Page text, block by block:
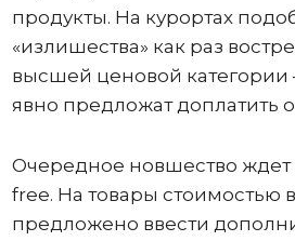
продукты. На курортах
«излишества» как раз
высшей ценовой категории
явно предложат доплатить
Очередное новшество
free. На товары стоимостью
предложено ввести